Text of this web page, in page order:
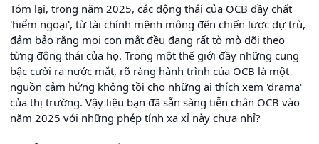
Tóm lại, trong năm 2025, các động thái của OCB đầy chất
'hiểm ngoại', từ tài chính mênh mông đến chiến lược dự trù,
đảm bảo rằng mọi con mắt đều đang rất tò mò dõi theo
từng động thái của họ. Trong một thế giới đầy những cung
bậc cười ra nước mắt, rõ ràng hành trình của OCB là một
nguồn cảm hứng không tồi cho những ai thích xem 'drama'
của thị trường. Vậy liệu bạn đã sẵn sàng tiễn chân OCB vào
năm 2025 với những phép tính xa xỉ này chưa nhỉ?